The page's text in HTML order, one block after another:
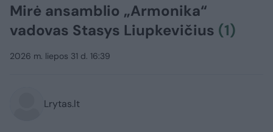
Mirė ansamblio „Armonika“
vadovas Stasys Liupkevičius (1)
2026 m. liepos 31 d. 16:39
Lrytas.lt